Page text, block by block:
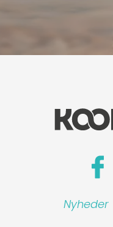
Nyheder